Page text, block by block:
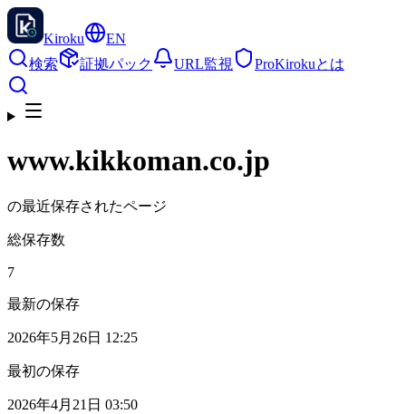
Kiroku
EN
検索
証拠パック URL監視 ProKirokuとは
www.kikkoman.co.jp
の最近保存されたページ
総保存数
7
最新の保存
2026年5月26日 12:25
最初の保存
2026年4月21日 03:50